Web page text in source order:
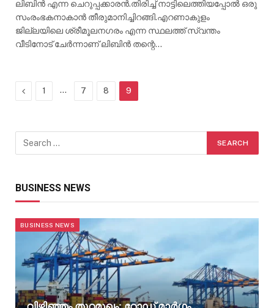
ലിബിന്‍ എന്ന ചെറുപ്പക്കാരന്‍.തിരിച്ച് നാട്ടിലെത്തിയപ്പോല്‍ ഒരു
സംരംഭകനാകാന്‍ തീരുമാനിച്ചിറങ്ങി.എറണാകുളം
ജില്ലയിലെ ശ്രീമൂലനഗരം എന്ന സ്ഥലത്ത് സ്വന്തം
വീടിനോട് ചേര്‍ന്നാണ് ലിബിന്‍ തന്റെ…
Previous
1 … 7 8 9
BUSINESS NEWS
BUSINESS NEWS